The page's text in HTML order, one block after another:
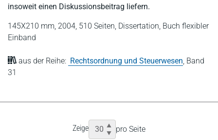
insoweit einen Diskussionsbeitrag liefern.
145X210 mm, 2004, 510 Seiten, Dissertation, Buch flexibler
Einband
aus der Reihe: Rechtsordnung und Steuerwesen Band
31
Zeige pro Seite